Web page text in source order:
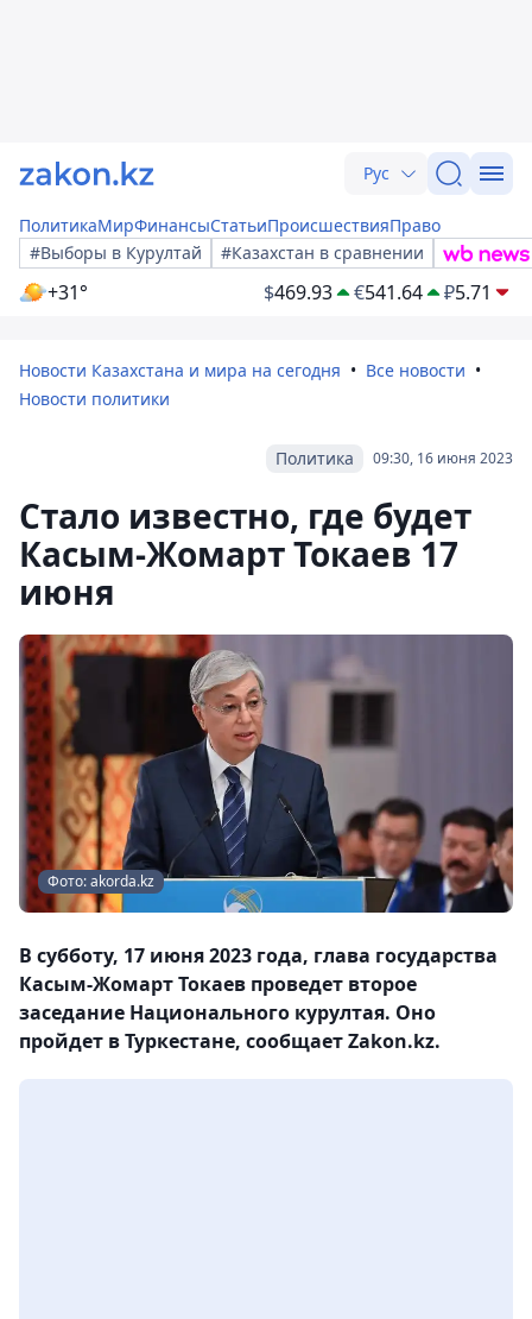
Рус
ПолитикаМирФинансыСтатьиПроисшествияПраво
#Выборы в Курултай
#Казахстан в сравнении
+31° $469.93 €541.64 ₽5.71
Новости Казахстана и мира на сегодня
Все новости
Новости политики
09:30, 16 июня 2023
Политика
Стало известно, где будет
Касым-Жомарт Токаев 17
июня
Фото: akorda.kz
В субботу, 17 июня 2023 года, глава государства
Касым-Жомарт Токаев проведет второе
заседание Национального курултая. Оно
пройдет в Туркестане, сообщает Zakon.kz.